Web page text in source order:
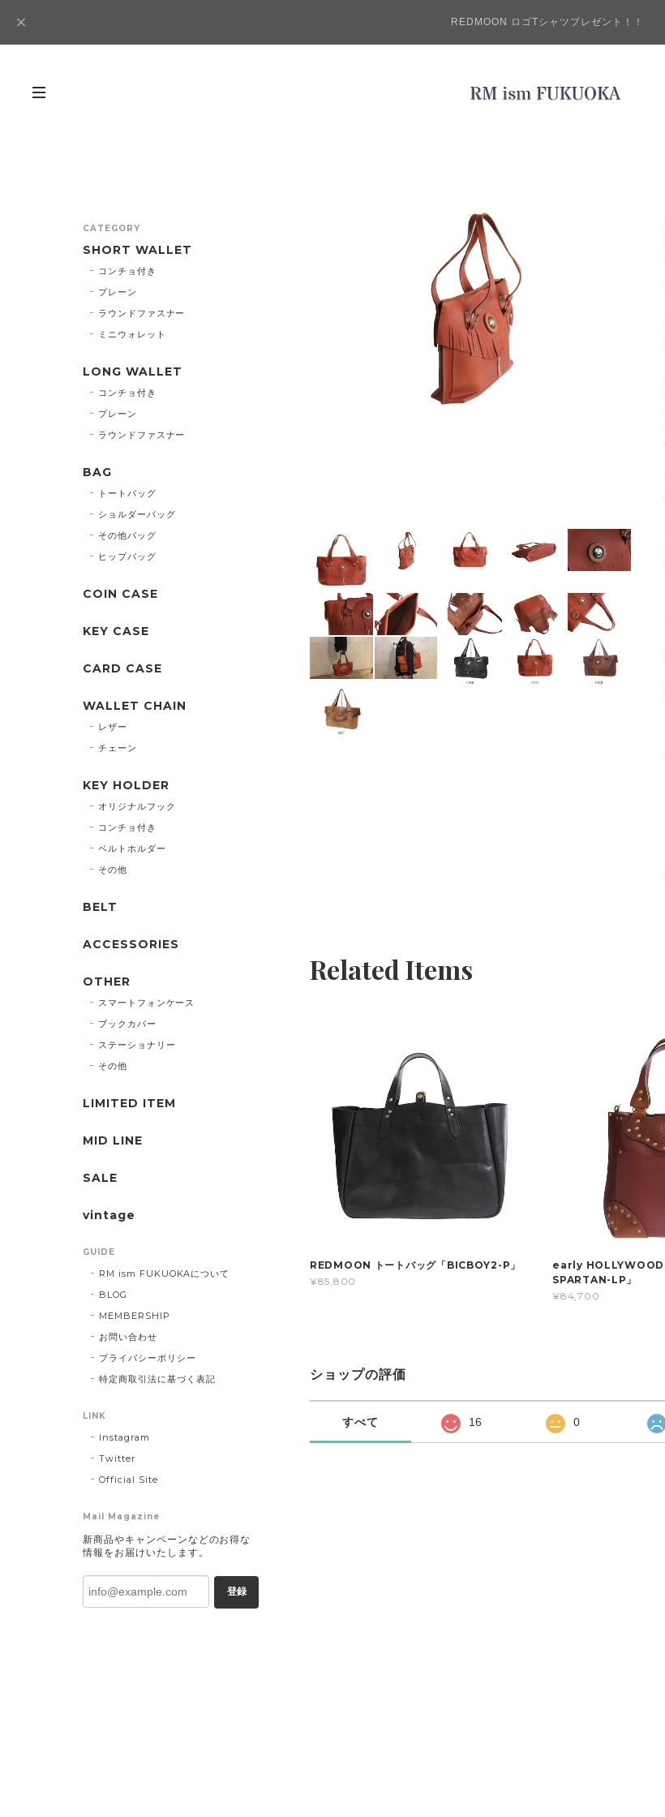
REDMOON ロゴTシャツプレゼント！！
Related Items
REDMOON トートバッグ「BICBOY2-P」
¥85,800
early HOLLYWOOD
SPARTAN-LP」
¥84,700
ショップの評価
すべて 16 0
CATEGORY
SHORT WALLET
コンチョ付き
プレーン
ラウンドファスナー
ミニウォレット
LONG WALLET
コンチョ付き
プレーン
ラウンドファスナー
BAG
トートバッグ
ショルダーバッグ
その他バッグ
ヒップバッグ
COIN CASE
KEY CASE
CARD CASE
WALLET CHAIN
レザー
チェーン
KEY HOLDER
オリジナルフック
コンチョ付き
ベルトホルダー
その他
BELT
ACCESSORIES
OTHER
スマートフォンケース
ブックカバー
ステーショナリー
その他
LIMITED ITEM
MID LINE
SALE
vintage
GUIDE
RM ism FUKUOKAについて
BLOG
MEMBERSHIP
お問い合わせ
プライバシーポリシー
特定商取引法に基づく表記
LINK
Instagram
Twitter
Official Site
Mail Magazine
新商品やキャンペーンなどのお得な
情報をお届けいたします。
登録